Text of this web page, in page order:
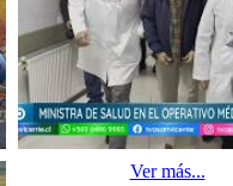
Ver más...